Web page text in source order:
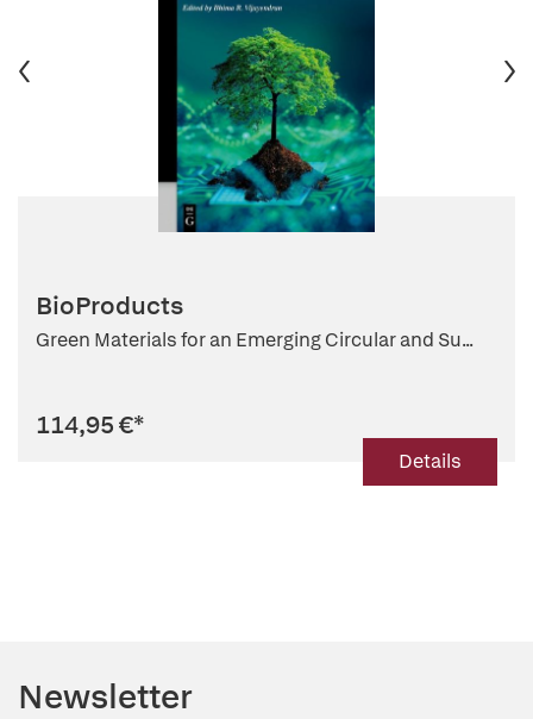
BioProducts
Green Materials for an Emerging Circular and Su...
114,95 €*
Details
Newsletter